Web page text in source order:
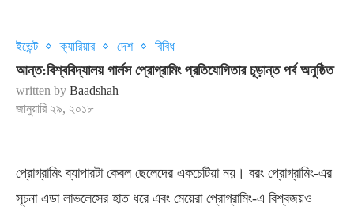
ইভেন্ট ক্যারিয়ার দেশ বিবিধ
আন্ত:বিশ্ববিদ্যালয় গার্লস প্রোগ্রামিং প্রতিযোগিতার চূড়ান্ত পর্ব অনুষ্ঠিত
written by Baadshah
জানুয়ারি ২৯, ২০১৮
প্রোগ্রামিং ব্যাপারটা কেবল ছেলেদের একচেটিয়া নয়। বরং প্রোগ্রামিং-এর
সূচনা এডা লাভলেসের হাত ধরে এবং মেয়েরা প্রোগ্রামিং-এ বিশ্বজয়ও